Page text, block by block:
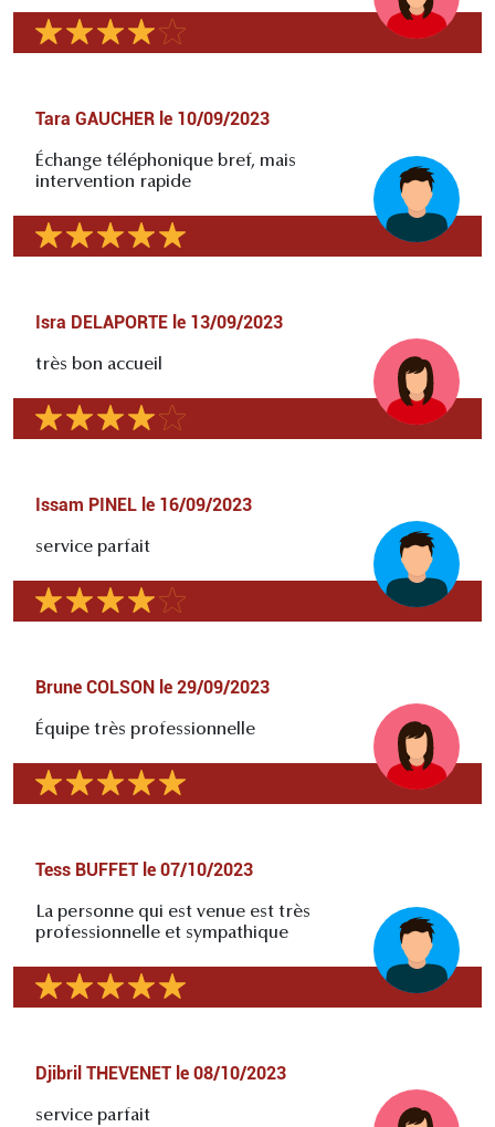
Tara GAUCHER le 10/09/2023
Échange téléphonique bref, mais
intervention rapide
Isra DELAPORTE le 13/09/2023
très bon accueil
Issam PINEL le 16/09/2023
service parfait
Brune COLSON le 29/09/2023
Équipe très professionnelle
Tess BUFFET le 07/10/2023
La personne qui est venue est très
professionnelle et sympathique
Djibril THEVENET le 08/10/2023
service parfait